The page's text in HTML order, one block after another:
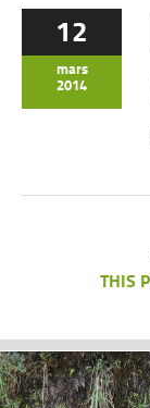
12
mars
2014
THIS